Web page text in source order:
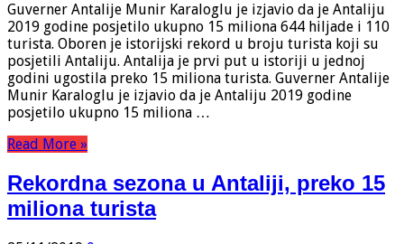
Guverner Antalije Munir Karaloglu je izjavio da je Antaliju
2019 godine posjetilo ukupno 15 miliona 644 hiljade i 110
turista. Oboren je istorijski rekord u broju turista koji su
posjetili Antaliju. Antalija je prvi put u istoriji u jednoj
godini ugostila preko 15 miliona turista. Guverner Antalije
Munir Karaloglu je izjavio da je Antaliju 2019 godine
posjetilo ukupno 15 miliona …
Read More »
Rekordna sezona u Antaliji, preko 15
miliona turista